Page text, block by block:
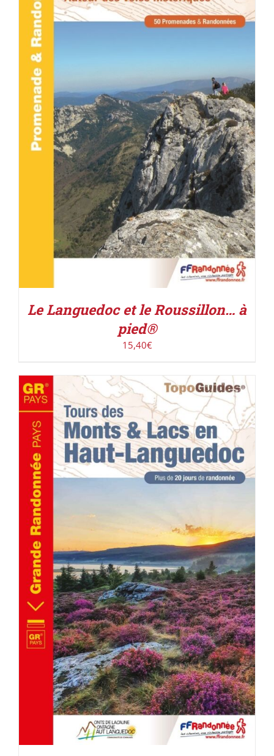
ACHETER LE PRODUIT / DÉTAILS
Le Languedoc et le Roussillon… à
pied®
15,40€
AJOUTER AU PANIER / DÉTAILS